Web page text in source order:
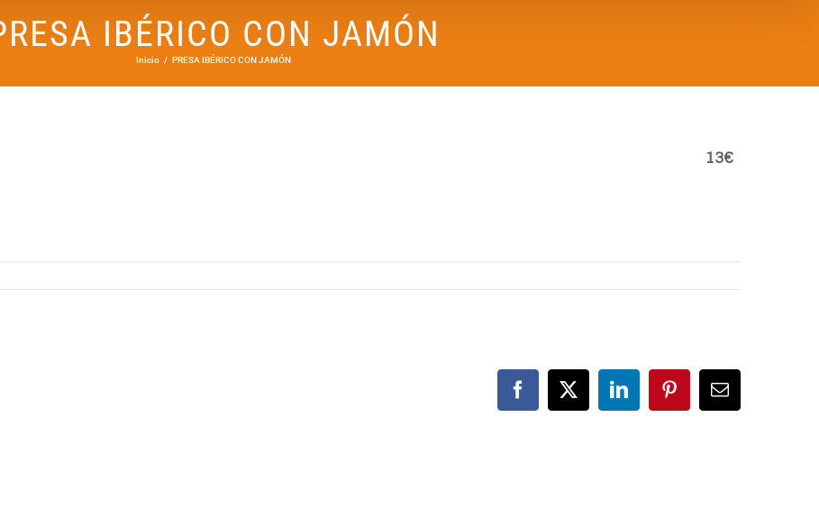
IBÉRICO CON JAMÓN
Inicio PRESA IBÉRICO CON JAMÓN
13€
Facebook
X LinkedInPinterestCorreo
electrónico